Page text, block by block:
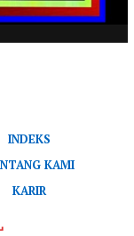
INDEKS
KAMI
KARIR